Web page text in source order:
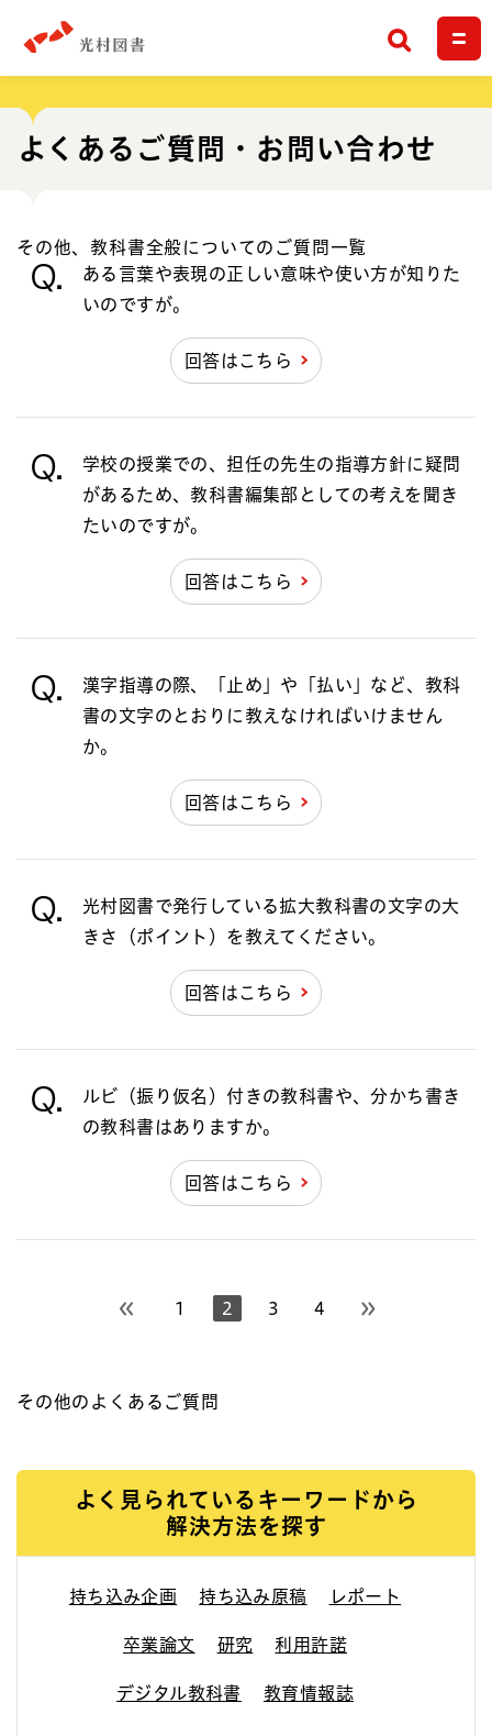
検索
よくあるご質問・お問い合わせ
その他、教科書全般についてのご質問一覧
Q.
ある言葉や表現の正しい意味や使い方が知りた
いのですが。
回答はこちら
Q.
学校の授業での、担任の先生の指導方針に疑問
があるため、教科書編集部としての考えを聞き
たいのですが。
回答はこちら
Q.
漢字指導の際、「止め」や「払い」など、教科
書の文字のとおりに教えなければいけません
か。
回答はこちら
Q.
光村図書で発行している拡大教科書の文字の大
きさ（ポイント）を教えてください。
回答はこちら
Q.
ルビ（振り仮名）付きの教科書や、分かち書き
の教科書はありますか。
回答はこちら
前のページへ
1 2 3 4 次のページへ
その他のよくあるご質問
よく見られているキーワードから
解決方法を探す
持ち込み企画 持ち込み原稿 レポート
卒業論文 研究 利用許諾
デジタル教科書 教育情報誌